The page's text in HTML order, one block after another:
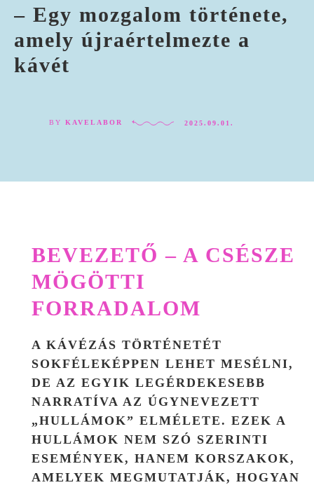
– Egy mozgalom története,
amely újraértelmezte a
kávét
BY KAVELABOR 2025.09.01.
BEVEZETŐ – A CSÉSZE
MÖGÖTTI
FORRADALOM
A KÁVÉZÁS TÖRTÉNETÉT
SOKFÉLEKÉPPEN LEHET MESÉLNI,
DE AZ EGYIK LEGÉRDEKESEBB
NARRATÍVA AZ ÚGYNEVEZETT
„HULLÁMOK” ELMÉLETE. EZEK A
HULLÁMOK NEM SZÓ SZERINTI
ESEMÉNYEK, HANEM KORSZAKOK,
AMELYEK MEGMUTATJÁK, HOGYAN